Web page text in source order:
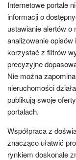
Internetowe portale
informacji o
ustawianie alertów o
analizowanie
korzystać z filtrów
precyzyjne
Nie można
nieruchomości
publikują swoje
portalach.
Współpraca z
znacząco ułatwić
rynkiem doskonale